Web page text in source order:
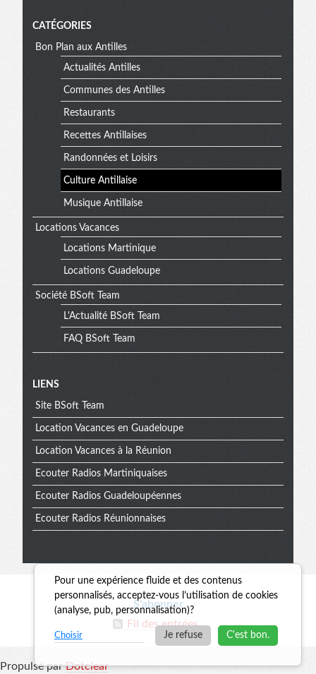
CATÉGORIES
Bon Plan aux Antilles
Actualités Antilles
Communes des Antilles
Restaurants
Recettes Antillaises
Randonnées et Loisirs
Culture Antillaise
Musique Antillaise
Locations Vacances
Locations Martinique
Locations Guadeloupe
Société BSoft Team
L'Actualité BSoft Team
FAQ BSoft Team
Menu
extra
LIENS
Site BSoft Team
Location Vacances en Guadeloupe
Location Vacances à la Réunion
Ecouter Radios Martiniquaises
Ecouter Radios Guadeloupéennes
Ecouter Radios Réunionnaises
Informations
S'abonner
Fil des entrées
Propulsé parDotclear
Pour une expérience fluide et des contenus
personnalisés, acceptez-vous l’utilisation de cookies
(analyse, pub, personnalisation)?
Choisir Je refuse C'est bon.